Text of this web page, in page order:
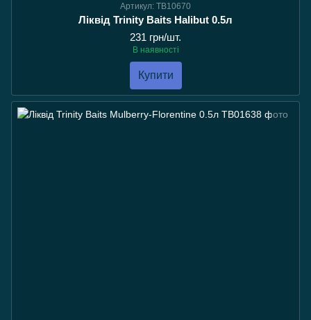
Артикул: TB10670
Ліквід Trinity Baits Halibut 0.5л
231 грн/шт.
В наявності
Купити